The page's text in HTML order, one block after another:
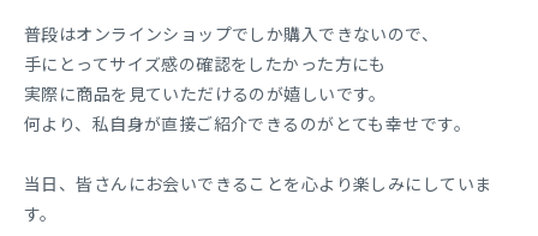
普段はオンラインショップでしか購入できないので、
手にとってサイズ感の確認をしたかった方にも
実際に商品を見ていただけるのが嬉しいです。
何より、私自身が直接ご紹介できるのがとても幸せです。
当日、皆さんにお会いできることを心より楽しみにしていま
す。